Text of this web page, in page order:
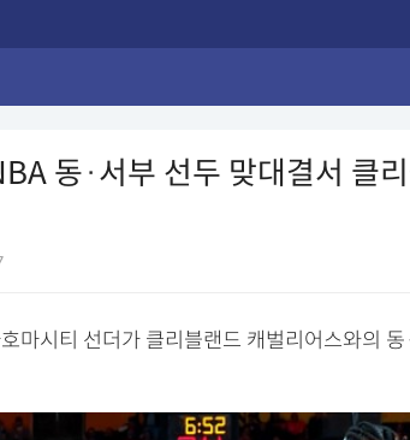
동·서부 선두 맞대결서 클
마시티 선더가 클리블랜드 캐벌리어스와의